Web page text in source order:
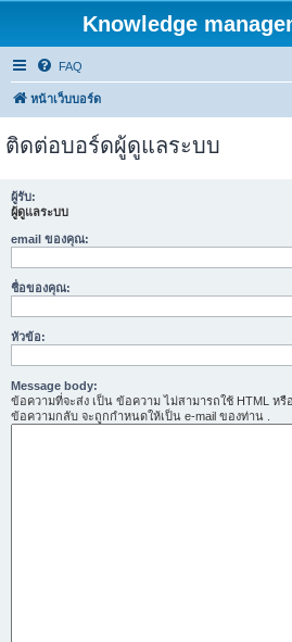
Knowledge
FAQ
หน้าเว็บบอร์ด
ติดต่อบอร์ดผู้ดูแลระบบ
ผู้รับ:
ผู้ดูแลระบบ
email ของคุณ:
ชื่อของคุณ:
หัวข้อ:
Message body:
ข้อความที่จะส่ง เป็น ข้อความ ไม่สามารถใช้ HTML หรื
ข้อความกลับ จะถูกกำหนดให้เป็น e-mail ของท่าน .